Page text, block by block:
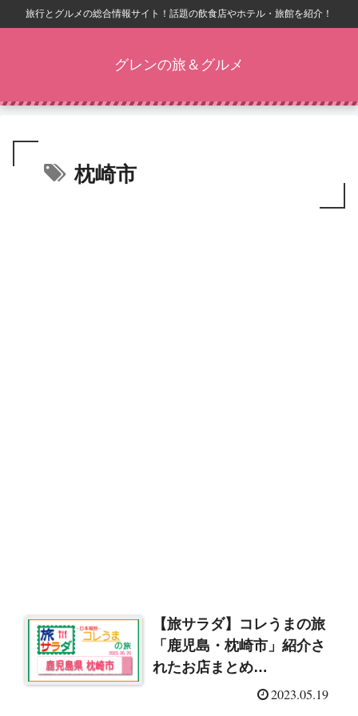
旅行とグルメの総合情報サイト！話題の飲食店やホテル・旅館を紹介！
グレンの旅＆グルメ
枕崎市
【旅サラダ】コレうまの旅
「鹿児島・枕崎市」紹介さ
れたお店まとめ
2023.05.19